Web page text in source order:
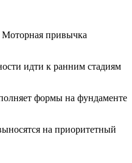
Моторная привычка
идти к ранним стадиям
формы на фундаменте
на приоритетный